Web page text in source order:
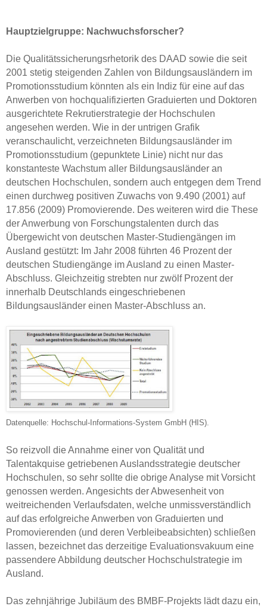
Hauptzielgruppe: Nachwuchsforscher?
Die Qualitätssicherungsrhetorik des DAAD sowie die seit
2001 stetig steigenden Zahlen von Bildungsausländern im
Promotionsstudium könnten als ein Indiz für eine auf das
Anwerben von hochqualifizierten Graduierten und Doktoren
ausgerichtete Rekrutierstrategie der Hochschulen
angesehen werden. Wie in der untrigen Grafik
veranschaulicht, verzeichneten Bildungsausländer im
Promotionsstudium (gepunktete Linie) nicht nur das
konstanteste Wachstum aller Bildungsausländer an
deutschen Hochschulen, sondern auch entgegen dem Trend
einen durchweg positiven Zuwachs von 9.490 (2001) auf
17.856 (2009) Promovierende. Des weiteren wird die These
der Anwerbung von Forschungstalenten durch das
Übergewicht von deutschen Master-Studiengängen im
Ausland gestützt: Im Jahr 2008 führten 46 Prozent der
deutschen Studiengänge im Ausland zu einen Master-
Abschluss. Gleichzeitig strebten nur zwölf Prozent der
innerhalb Deutschlands eingeschriebenen
Bildungsausländer einen Master-Abschluss an.
Datenquelle: Hochschul-Informations-System GmbH (HIS).
So reizvoll die Annahme einer von Qualität und
Talentakquise getriebenen Auslandsstrategie deutscher
Hochschulen, so sehr sollte die obrige Analyse mit Vorsicht
genossen werden. Angesichts der Abwesenheit von
weitreichenden Verlaufsdaten, welche unmissverständlich
auf das erfolgreiche Anwerben von Graduierten und
Promovierenden (und deren Verbleibeabsichten) schließen
lassen, bezeichnet das derzeitige Evaluationsvakuum eine
passendere Abbildung deutscher Hochschulstrategie im
Ausland.
Das zehnjährige Jubiläum des BMBF-Projekts lädt dazu ein,